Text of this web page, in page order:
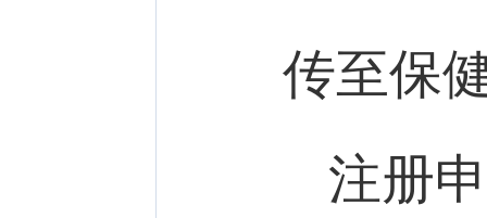
传至保
注册